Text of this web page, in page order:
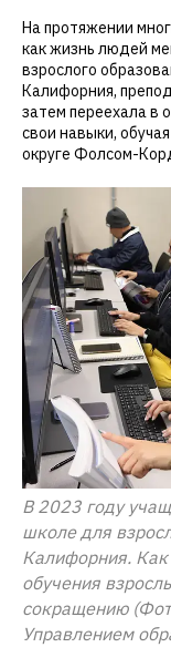
На протяжении
как жизнь людей
взрослого
Калифорния,
затем переехала в
свои навыки,
округе Фолсом-
В 2023 году
школе для
Калифорния.
обучения
сокращению
Управлением